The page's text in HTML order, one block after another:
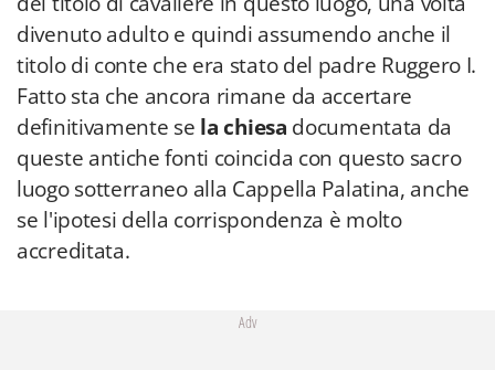
divenuto adulto e quindi assumendo anche il
titolo di conte che era stato del padre Ruggero I.
Fatto sta che ancora rimane da accertare
definitivamente se la chiesa documentata da
queste antiche fonti coincida con questo sacro
luogo sotterraneo alla Cappella Palatina, anche
se l'ipotesi della corrispondenza è molto
accreditata.
Adv